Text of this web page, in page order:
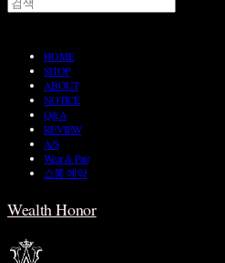
HOME
SHOP
ABOUT
NOTICE
Q&A
REVIEW
A/S
Wear & Pair
쇼룸 예약
Wealth Honor